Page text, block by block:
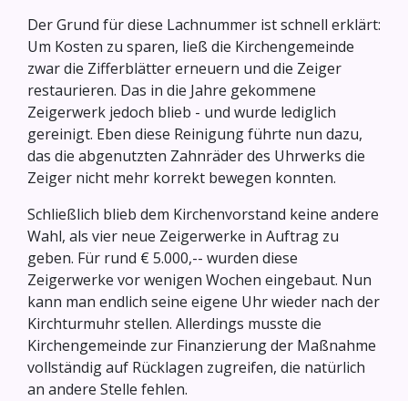
Der Grund für diese Lachnummer ist schnell erklärt:
Um Kosten zu sparen, ließ die Kirchengemeinde
zwar die Zifferblätter erneuern und die Zeiger
restaurieren. Das in die Jahre gekommene
Zeigerwerk jedoch blieb - und wurde lediglich
gereinigt. Eben diese Reinigung führte nun dazu,
das die abgenutzten Zahnräder des Uhrwerks die
Zeiger nicht mehr korrekt bewegen konnten.
Schließlich blieb dem Kirchenvorstand keine andere
Wahl, als vier neue Zeigerwerke in Auftrag zu
geben. Für rund € 5.000,-- wurden diese
Zeigerwerke vor wenigen Wochen eingebaut. Nun
kann man endlich seine eigene Uhr wieder nach der
Kirchturmuhr stellen. Allerdings musste die
Kirchengemeinde zur Finanzierung der Maßnahme
vollständig auf Rücklagen zugreifen, die natürlich
an andere Stelle fehlen.